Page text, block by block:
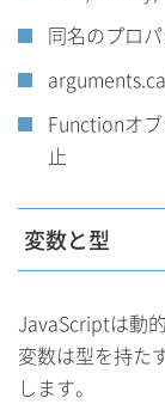
同名のプロ
Functionオ
止
変数と型
JavaScriptは動
変数は型を持た
します。